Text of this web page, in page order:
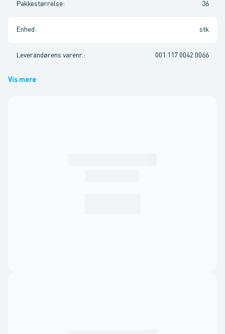
Pakkestørrelse: 36
Enhed : stk
Leverandørens varenr. : 001 117 0042 0066
Vis mere